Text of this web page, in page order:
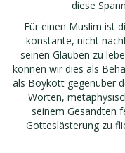
diese
Für einen Muslim ist
konstante, nicht
seinen Glauben zu
können wir dies als
als Boykott gegenüber
Worten,
seinem Gesandten
Gotteslästerung zu